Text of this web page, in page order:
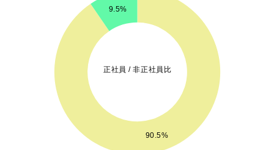
正社員 / 非正社員比
90.5%
9.5%